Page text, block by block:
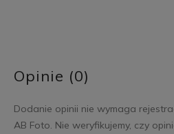
Opinie (0)
Dodanie opinii nie wymaga
AB Foto. Nie weryfikujemy, czy